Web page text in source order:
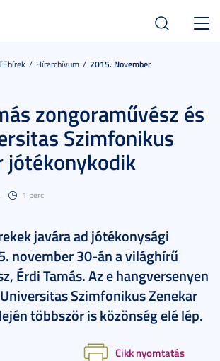
Hírarchívum 2015. November
zongoraművész és
Szimfonikus
jótékonykodik
1 perc
javára ad jótékonysági
november 30-án a világhírű
Érdi Tamás. Az e hangversenyen
Szimfonikus Zenekar
többször is közönség elé lép.
Cikk nyomtatás